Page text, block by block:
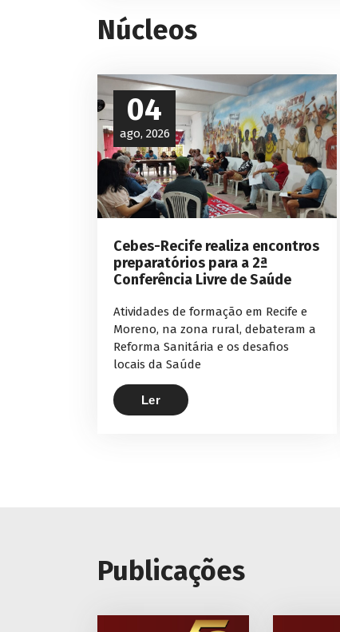
Núcleos
04
ago, 2026
Cebes-Recife realiza encontros
preparatórios para a 2ª
Conferência Livre de Saúde
Atividades de formação em Recife e
Moreno, na zona rural, debateram a
Reforma Sanitária e os desafios
locais da Saúde
Ler
Publicações